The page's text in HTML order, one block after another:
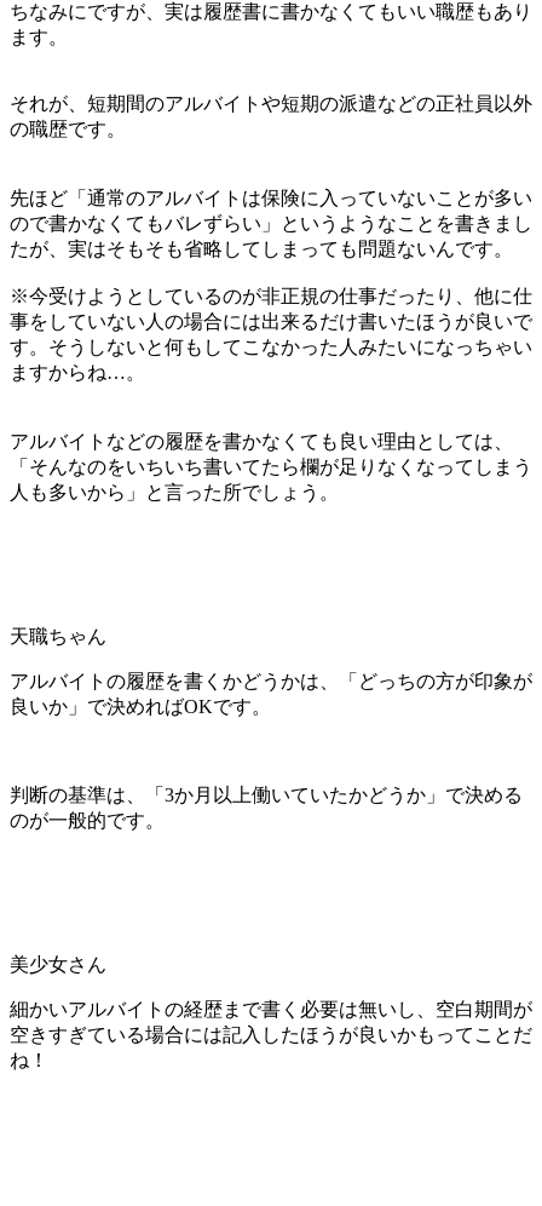
ちなみにですが、実は履歴書に書かなくてもいい職歴もあり
ます。
それが、短期間のアルバイトや短期の派遣などの正社員以外
の職歴です。
先ほど「通常のアルバイトは保険に入っていないことが多い
ので書かなくてもバレずらい」というようなことを書きまし
たが、実はそもそも省略してしまっても問題ないんです。
※今受けようとしているのが非正規の仕事だったり、他に仕
事をしていない人の場合には出来るだけ書いたほうが良いで
す。そうしないと何もしてこなかった人みたいになっちゃい
ますからね…。
アルバイトなどの履歴を書かなくても良い理由としては、
「そんなのをいちいち書いてたら欄が足りなくなってしまう
人も多いから」と言った所でしょう。
天職ちゃん
アルバイトの履歴を書くかどうかは、「どっちの方が印象が
良いか」で決めればOKです。
判断の基準は、「3か月以上働いていたかどうか」で決める
のが一般的です。
美少女さん
細かいアルバイトの経歴まで書く必要は無いし、空白期間が
空きすぎている場合には記入したほうが良いかもってことだ
ね！